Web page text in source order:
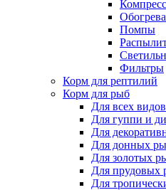
Помпы
Фильтры
Корм для рептилий
Корм для рыб
Для всех
Для гуппи и
Для
Для донных
Для золотых
Для прудовых
Для